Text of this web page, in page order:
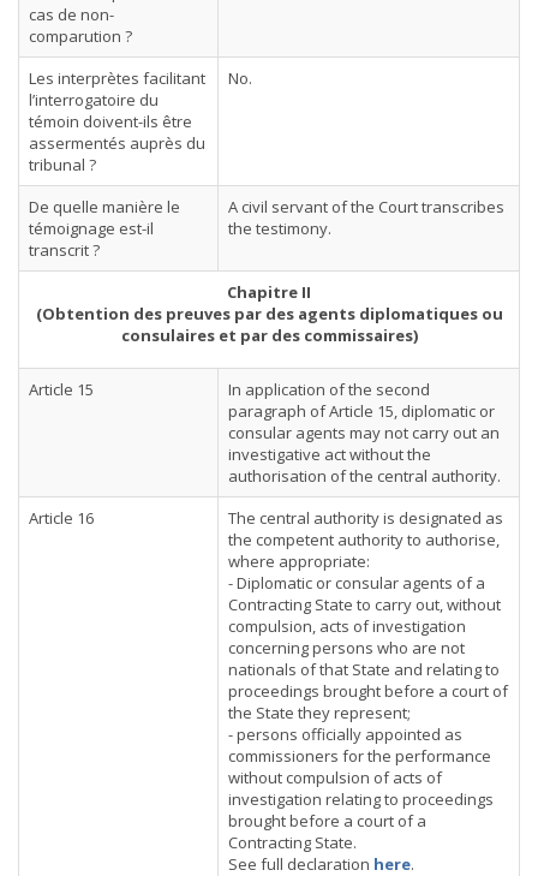
cas de non-
comparution ?
Les interprètes facilitant
l’interrogatoire du
témoin doivent-ils être
assermentés auprès du
tribunal ?
No.
De quelle manière le
témoignage est-il
transcrit ?
A civil servant of the Court transcribes
the testimony.
Chapitre II
(Obtention des preuves par des agents diplomatiques ou
consulaires et par des commissaires)
Article 15
In application of the second
paragraph of Article 15, diplomatic or
consular agents may not carry out an
investigative act without the
authorisation of the central authority.
Article 16
The central authority is designated as
the competent authority to authorise,
where appropriate:
- Diplomatic or consular agents of a
Contracting State to carry out, without
compulsion, acts of investigation
concerning persons who are not
nationals of that State and relating to
proceedings brought before a court of
the State they represent;
- persons officially appointed as
commissioners for the performance
without compulsion of acts of
investigation relating to proceedings
brought before a court of a
Contracting State.
See full declaration here.